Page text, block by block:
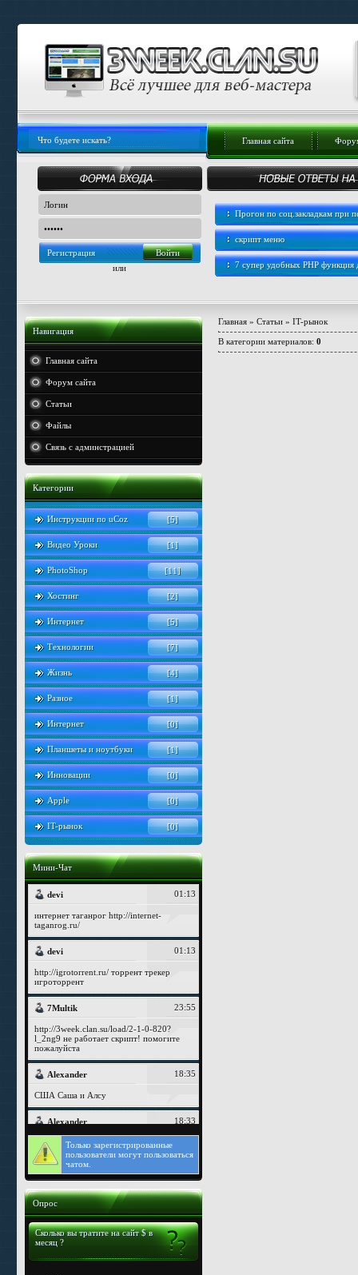
Главная сайта
Регистрация
или
Прогон по соц.закладкам при
скрипт меню
7 супер удобных PHP функция
Навигация
Главная сайта
Форум сайта
Статьи
Файлы
Связь с админстрацией
Категории
Инструкции по uCoz [5]
Видео Уроки [1]
PhotoShop [11]
Хостинг [2]
Интернет [5]
Технологии [7]
Жизнь [4]
Разное [1]
Интернет [0]
Планшеты и ноутбуки [1]
Инновации [0]
Apple [0]
IT-рынок [0]
Мини-Чат
Только зарегистрированные
пользователи могут пользоваться
чатом.
Опрос
Сколько вы тратите на сайт $ в
месяц ?
Главная» Статьи» IT-рынок
В категории материалов: 0